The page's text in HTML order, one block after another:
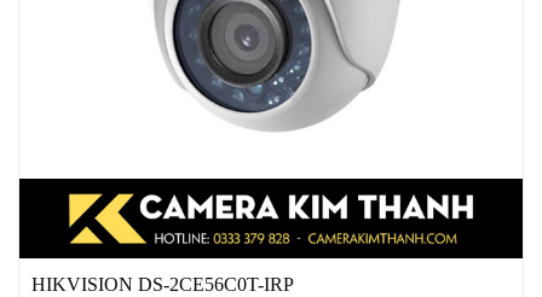
HIKVISION DS-2CE56C0T-IRP